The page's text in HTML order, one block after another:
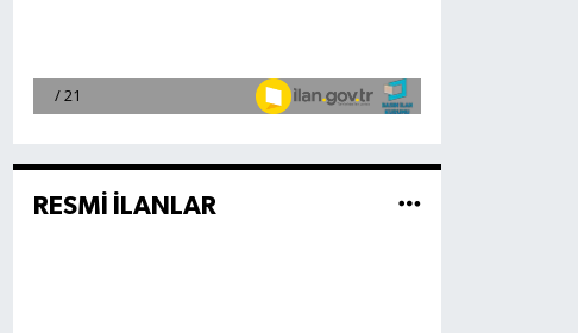
RESMİ İLANLAR